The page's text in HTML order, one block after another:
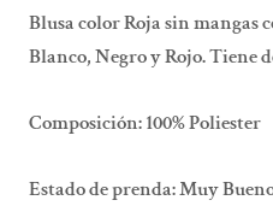
Blusa color Roja sin mangas
Blanco, Negro y Rojo. Tiene
Composición: 100% Poliester
Estado de prenda: Muy